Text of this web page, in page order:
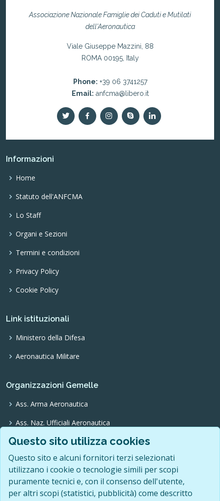
Associazione Nazionale Famiglie dei Caduti e Mutilati
dell'Aeronautica
Viale Giuseppe Mazzini, 88
ROMA 00195, Italy
Phone: +39 06 3741257
Email: anfcma@libero.it
Informazioni
Home
Statuto dell'ANFCMA
Lo Staff
Organi e Sezioni
Termini e condizioni
Privacy Policy
Cookie Policy
Link istituzionali
Ministero della Difesa
Aeronautica Militare
Organizzazioni Gemelle
Ass. Arma Aeronautica
Ass. Naz. Ufficiali Aeronautica
Ass. Trasvolatori Atlantici
Ass. Pionieri Aeronautica
O.N.F.A.
Questo sito utilizza cookies
Questo sito e alcuni fornitori terzi selezionati
utilizzano i cookie o tecnologie simili per scopi
puramente tecnici e, con il consenso dell'utente,
per altri scopi (statistici, pubblicità) come descritto